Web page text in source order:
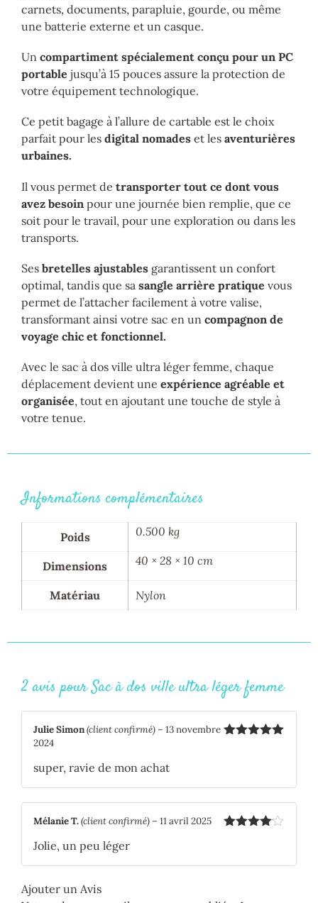
carnets, documents, parapluie, gourde, ou même
une batterie externe et un casque.
Un compartiment spécialement conçu pour un PC
portable jusqu’à 15 pouces assure la protection de
votre équipement technologique.
Ce petit bagage à l’allure de cartable est le choix
parfait pour les digital nomades et les aventurières
urbaines.
Il vous permet de transporter tout ce dont vous
avez besoin pour une journée bien remplie, que ce
soit pour le travail, pour une exploration ou dans les
transports.
Ses bretelles ajustables garantissent un confort
optimal, tandis que sa sangle arrière pratique vous
permet de l’attacher facilement à votre valise,
transformant ainsi votre sac en un compagnon de
voyage chic et fonctionnel.
Avec le sac à dos ville ultra léger femme, chaque
déplacement devient une expérience agréable et
organisée, tout en ajoutant une touche de style à
votre tenue.
Informations complémentaires
Poids 0.500 kg
Dimensions 40 × 28 × 10 cm
Matériau Nylon
2 avis pourSac à dos ville ultra léger femme
Julie Simon(client confirmé) – 13 novembre
2024
super, ravie de mon achat
Mélanie T.(client confirmé) – 11 avril 2025
Jolie, un peu léger
Ajouter un Avis